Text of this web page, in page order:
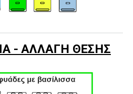
- ΑΛΛΑΓΗ ΘΕΣΗΣ